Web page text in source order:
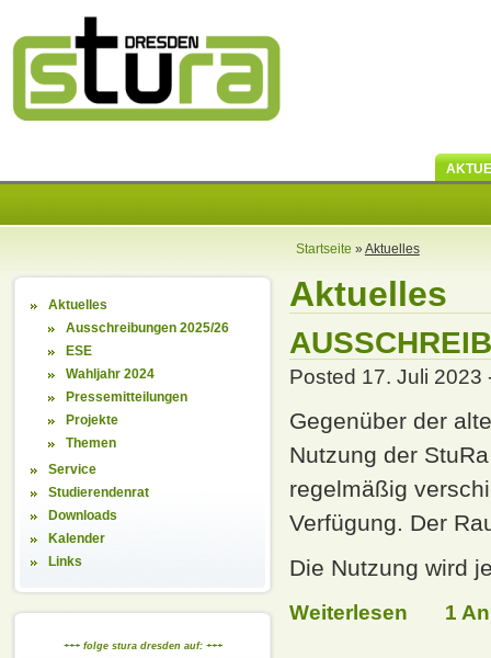
Startseite »Aktuelles
Aktuelles
Ausschreibungen 2025/26
ESE
Wahljahr 2024
Pressemitteilungen
Projekte
Themen
Service
Studierendenrat
Downloads
Kalender
Links
+++ folge stura dresden auf: +++
Aktuelles
Posted 17. Juli 2023
Gegenüber der
Nutzung der
regelmäßig
Verfügung. Der
Die Nutzung wird
Weiterlesen 1